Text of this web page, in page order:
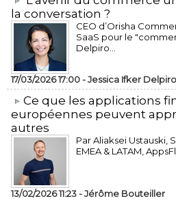
la conversation ?
CEO d’Orisha
SaaS pour le
Delpiro...
17/03/2026 17:00 -Jessica Ifker
​Ce que les applications
européennes peuvent
autres
Par Aliaksei Ustauski,
EMEA & LATAM,
13/02/2026 11:23 -Jérôme Bouteiller